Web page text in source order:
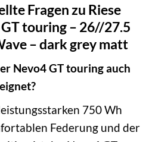
Fragen zu Riese
touring – 26//27.5
– dark grey matt
Nevo4 GT touring auch
750 Wh
Federung und der